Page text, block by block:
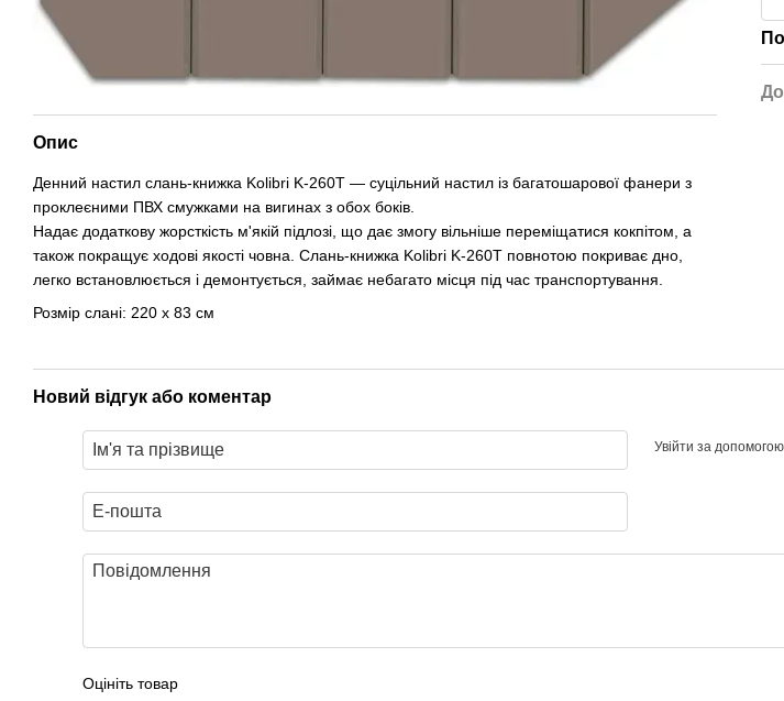
Опис
Денний настил слань-книжка Kolibri K-260Т — суцільний настил із багатошарової фанери з
проклеєними ПВХ смужками на вигинах з обох боків.
Надає додаткову жорсткість м'якій підлозі, що дає змогу вільніше переміщатися кокпітом, а
також покращує ходові якості човна. Слань-книжка Kolibri K-260Т повнотою покриває дно,
легко встановлюється і демонтується, займає небагато місця під час транспортування.
Розмір слані: 220 х 83 см
Новий відгук або коментар
Увійти за допомогою
Оцініть товар